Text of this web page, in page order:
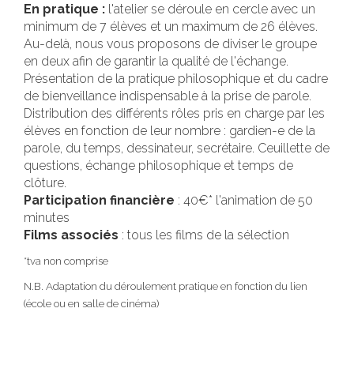
En pratique : l'atelier se déroule en cercle avec un
minimum de 7 élèves et un maximum de 26 élèves.
Au-delà, nous vous proposons de diviser le groupe
en deux afin de garantir la qualité de l'échange.
Présentation de la pratique philosophique et du cadre
de bienveillance indispensable à la prise de parole.
Distribution des différents rôles pris en charge par les
élèves en fonction de leur nombre : gardien-e de la
parole, du temps, dessinateur, secrétaire. Ceuillette de
questions, échange philosophique et temps de
clôture.
Participation financière : 40€* l'animation de 50
minutes
Films associés : tous les films de la sélection
*tva non comprise
N.B. Adaptation du déroulement pratique en fonction du lien
(école ou en salle de cinéma)